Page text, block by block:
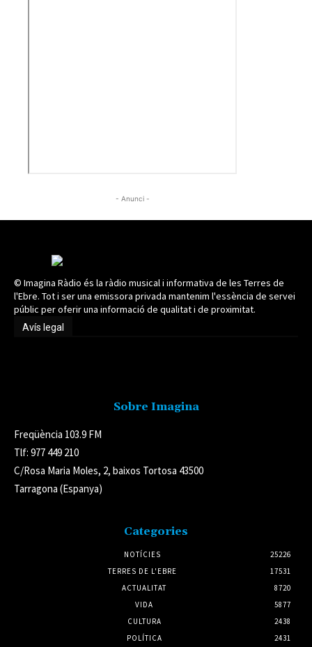
- Anunci -
© Imagina Ràdio és la ràdio musical i informativa de les Terres de
l'Ebre. Tot i ser una emissora privada mantenim l'essència de servei
públic per oferir una informació de qualitat i de proximitat.
Avís legal
Sobre Imagina
Freqüència 103.9 FM
Tlf: 977 449 210
C/Rosa Maria Moles, 2, baixos Tortosa 43500
Tarragona (Espanya)
Categories
NOTÍCIES
25226
TERRES DE L'EBRE
17531
ACTUALITAT
8720
VIDA
5877
CULTURA
2438
POLÍTICA
2431